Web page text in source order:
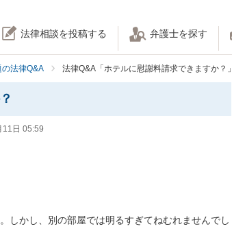
法律相談を投稿する 弁護士を探す
法律Q&A 法律Q&A「ホテルに慰謝料請求できますか？」
11日 05:59
しかし、別の部屋では明るすぎてねむれませんでし